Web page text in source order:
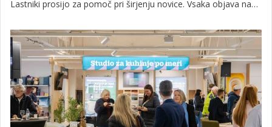
Lastniki prosijo za pomoč pri širjenju novice. Vsaka objava na
korak bližje srečnemu koncu. Seveda pa ne oklevajte niti, če
kjerkoli opazite psa, za katerega bi po fotografiji lahko
domnevali, da bi lahko bil izgubljeni Coco.